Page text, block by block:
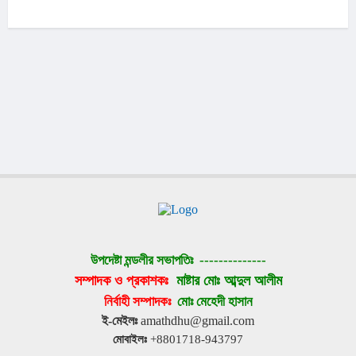
উপদেষ্টা মন্ডলীর সভাপতিঃ --------------
সম্পাদক ও প্রকাশকঃ মাষ্টার মোঃ আব্দুল আলীম
নির্বাহী সম্পাদকঃ মোঃ মেহেদী হাসান
ই-মেইলঃ amathdhu@gmail.com
মোবাইলঃ +8801718-943797